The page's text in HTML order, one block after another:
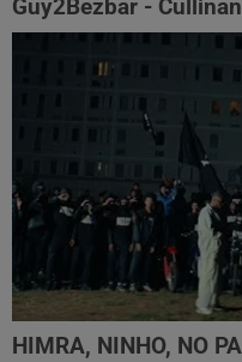
Guy2Bezbar - Cullinan
HIMRA, NINHO, NO